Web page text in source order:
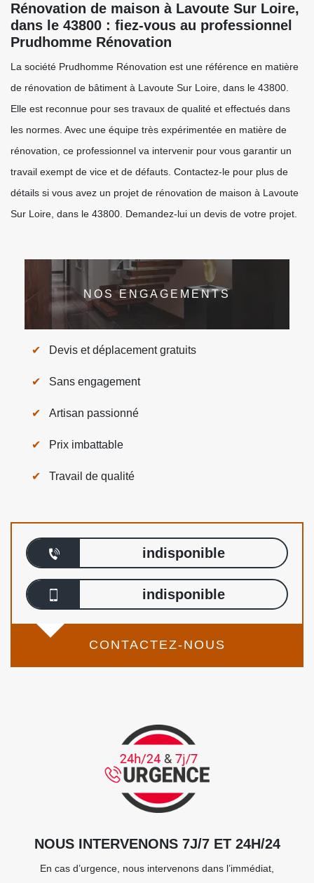
Rénovation de maison à Lavoute Sur Loire,
dans le 43800 : fiez-vous au professionnel
Prudhomme Rénovation
La société Prudhomme Rénovation est une référence en matière
de rénovation de bâtiment à Lavoute Sur Loire, dans le 43800.
Elle est reconnue pour ses travaux de qualité et effectués dans
les normes. Avec une équipe très expérimentée en matière de
rénovation, ce professionnel va intervenir pour vous garantir un
travail exempt de vice et de défauts. Contactez-le pour plus de
détails si vous avez un projet de rénovation de maison à Lavoute
Sur Loire, dans le 43800. Demandez-lui un devis de votre projet.
NOS ENGAGEMENTS
Devis et déplacement gratuits
Sans engagement
Artisan passionné
Prix imbattable
Travail de qualité
indisponible
indisponible
CONTACTEZ-NOUS
NOUS INTERVENONS 7J/7 ET 24H/24
En cas d’urgence, nous intervenons dans l’immédiat,